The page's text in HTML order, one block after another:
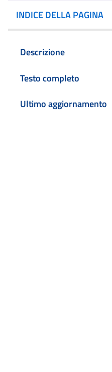
INDICE DELLA PAGINA
Descrizione
Testo completo
Ultimo aggiornamento